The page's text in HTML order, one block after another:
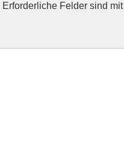
Erforderliche Felder sind mit